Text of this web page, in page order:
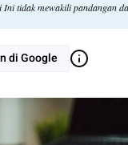
tidak mewakili pandangan
di Google